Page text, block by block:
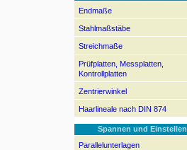
Endmaße
Stahlmaßstäbe
Streichmaße
Prüfplatten, Messplatten,
Kontrollplatten
Zentrierwinkel
Haarlineale nach DIN 874
Spannen und Einstellen
Parallelunterlagen